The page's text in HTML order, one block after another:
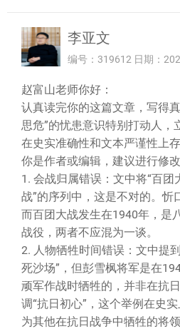
李亚文
编号：319612 日期：
赵富山老师你好：
认真读完你的这篇文章，写得
思危”的忧患意识特别打动人，
在史实准确性和文本严谨性上
你是作者或编辑，建议进行修改
1. 会战归属错误：文中将“百团
战”的序列中，这是不对的。忻
而百团大战发生在1940年，是
战役，两者不应混为一谈。
2. 人物牺牲时间错误：文中提
死沙场”，但彭雪枫将军是在
顽军作战时牺牲的，并非在抗
调“抗日初心”，这个举例在史
为其他在抗日战争中牺牲的将领